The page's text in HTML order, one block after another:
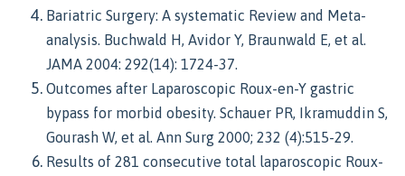
Bariatric Surgery: A systematic Review and Meta-
analysis. Buchwald H, Avidor Y, Braunwald E, et al.
JAMA 2004: 292(14): 1724-37.
Outcomes after Laparoscopic Roux-en-Y gastric
bypass for morbid obesity. Schauer PR, Ikramuddin S,
Gourash W, et al. Ann Surg 2000; 232 (4):515-29.
Results of 281 consecutive total laparoscopic Roux-